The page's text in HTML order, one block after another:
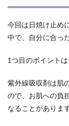
今回は日焼け止め
中で、自分に合っ
1つ目のポイント
紫外線吸収剤は肌
ので、お肌への負
なることがあります